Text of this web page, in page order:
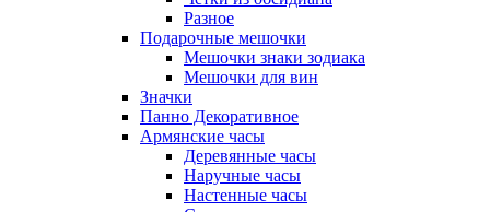
Разное
Подарочные мешочки
Мешочки знаки зодиака
Мешочки для вин
Значки
Панно Декоративное
Армянские часы
Деревянные часы
Наручные часы
Настенные часы